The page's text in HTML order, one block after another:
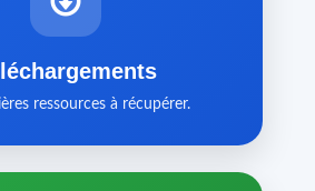
ressources à récupérer.